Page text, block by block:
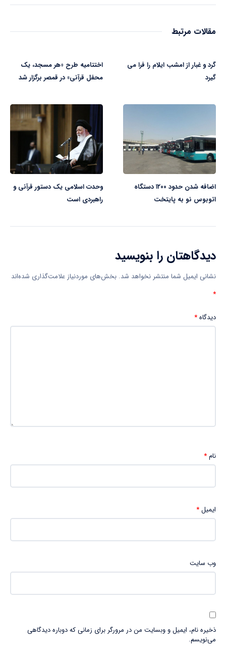
مقالات مرتبط
گرد و غبار از امشب ایلام را فرا می
گیرد
اختتامیه طرح «هر مسجد، یک
محفل قرآنی» در قمصر برگزار شد
اضافه شدن حدود ۱۲۰۰ دستگاه
اتوبوس نو به پایتخت
وحدت اسلامی یک دستور قرآنی و
راهبردی است
دیدگاهتان را بنویسید
نشانی ایمیل شما منتشر نخواهد شد. بخش‌های موردنیاز علامت‌گذاری شده‌اند
*
دیدگاه*
نام*
ایمیل*
وب‌ سایت
ذخیره نام، ایمیل و وبسایت من در مرورگر برای زمانی که دوباره دیدگاهی
می‌نویسم.